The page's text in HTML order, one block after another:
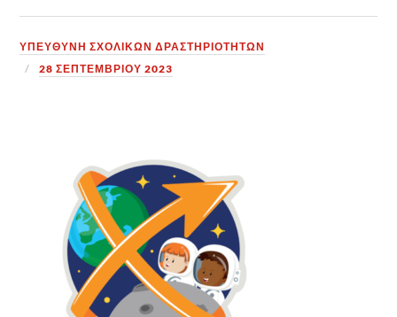
ΥΠΕΎΘΥΝΗ ΣΧΟΛΙΚΏΝ ΔΡΑΣΤΗΡΙΟΤΉΤΩΝ
28 ΣΕΠΤΕΜΒΡΊΟΥ 2023